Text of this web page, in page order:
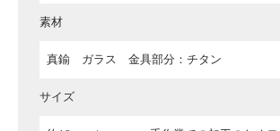
素材
真鍮 ガラス 金具部分：チタン
サイズ